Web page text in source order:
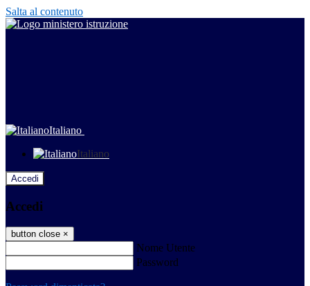
Salta al contenuto
Italiano
Italiano
Accedi
Accedi
button close ×
Nome Utente
Password